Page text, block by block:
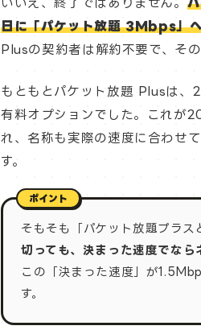
日に「パケット放題 3Mbps」
Plusの契約者は解約不要で、そ
もともとパケット放題 Plusは
有料オプションでした。これが
れ、名称も実際の速度に合わせ
す。
そもそも「パケット放題プラス
切っても、決まった速度でなら
この「決まった速度」が
す。